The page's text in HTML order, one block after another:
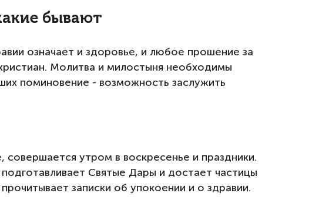
бывают
означает и здоровье, и любое прошение за
Молитва и милостыня необходимы
поминовение - возможность заслужить
утром в воскресенье и праздники.
Святые Дары и достает частицы
записки об упокоении и о здравии.